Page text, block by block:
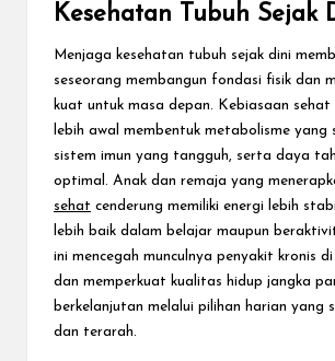
Kesehatan Tubuh Sejak
Menjaga kesehatan tubuh sejak dini
seseorang membangun fondasi fisik dan
kuat untuk masa depan. Kebiasaan sehat
lebih awal membentuk metabolisme yang
sistem imun yang tangguh, serta daya
optimal. Anak dan remaja yang
sehat cenderung memiliki energi lebih
lebih baik dalam belajar maupun
ini mencegah munculnya penyakit kronis
dan memperkuat kualitas hidup jangka
berkelanjutan melalui pilihan harian yang
dan terarah.